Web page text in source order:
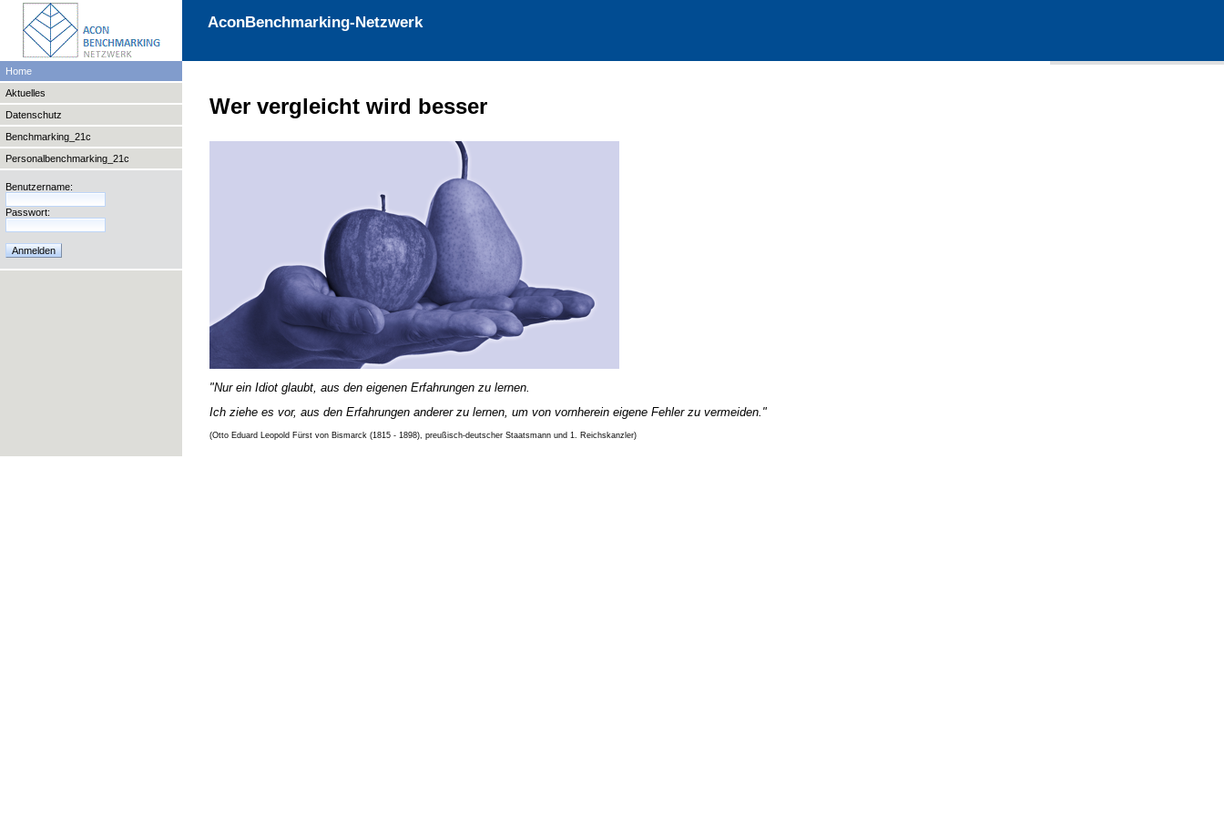
AconBenchmarking-Netzwerk
Home
Aktuelles
Datenschutz
Benchmarking_21c
Personalbenchmarking_21c
Benutzername:
Passwort:
Wer vergleicht wird besser
"Nur ein Idiot glaubt, aus den eigenen Erfahrungen zu lernen.
Ich ziehe es vor, aus den Erfahrungen anderer zu lernen, um von vornherein eigene Fehler zu vermeiden."
(Otto Eduard Leopold Fürst von Bismarck (1815 - 1898), preußisch-deutscher Staatsmann und 1. Reichskanzler)